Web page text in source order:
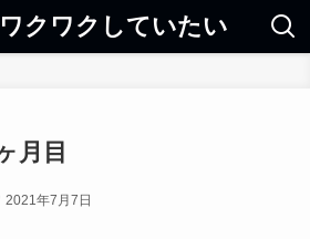
クワクしていたい
月目
2021年7月7日